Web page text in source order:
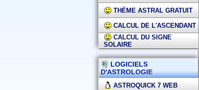
THÈME ASTRAL GRATUIT
CALCUL DE L'ASCENDANT
CALCUL DU SIGNE
SOLAIRE
LOGICIELS
D'ASTROLOGIE
ASTROQUICK 7 WEB